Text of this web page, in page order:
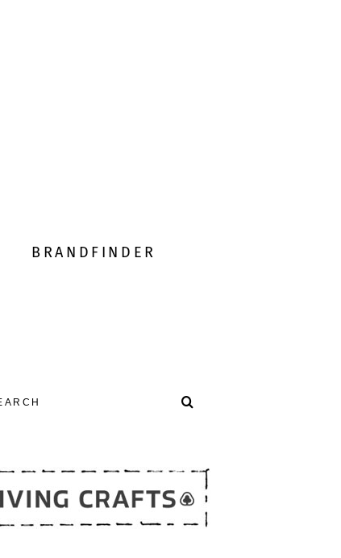
BRANDFINDER